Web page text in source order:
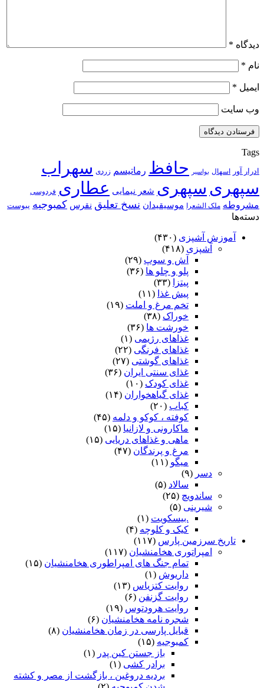
دیدگاه *
نام *
ایمیل *
وب‌ سایت
Tags
ادرار آور اسهال بواسیر حافظ رماتیسم زردی سهراب
سپهری سپهری شعر نیمایی عطاری فردوسی
مشروطه ملک الشعرا موسیقیدان نسخ تعلیق نقرس کمبوجیه یبوست
دسته‌ها
آموزش آشپزی (۴۳۰)
آشپزی (۴۱۸)
آش و سوپ (۲۹)
پلو و چلو ها (۳۶)
پیتزا
(۳۳)
پیش غذا (۱۱)
تخم مرغ و املت (۱۹)
خوراک (۳۸)
خورشت ها (۳۶)
غذاهای رژیمی (۱)
غذاهای فرنگی (۲۲)
غذاهای گوشتی (۲۷)
غذای سنتی ایران (۳۶)
غذای کودک (۱۰)
غذای گیاهخواران (۱۴)
کباب (۲۰)
کوفته ، کوکو و دلمه (۴۵)
ماکارونی و لازانیا (۱۵)
ماهی و غذاهای دریایی (۱۵)
مرغ و پرندگان (۴۷)
میگو (۱۱)
دسر (۹)
سالاد (۵)
ساندویچ (۲۵)
شیرینی (۵)
.بیسکویت (۱)
کیک و کلوچه (۴)
تاریخ سرزمین پارس (۱۱۷)
امپراتوری هخامنشیان (۱۱۷)
تمام جنگ های امپراطوری هخامنشیان (۱۵)
داریوش (۱)
روایت کتزیاس (۱۳)
روایت گزنفن (۶)
روایت هرودتوس (۱۹)
شجره نامه هخامنشیان (۶)
قبایل پارسی در زمان هخامنشیان (۸)
کمبوجیه (۱۵)
باز جستن کین پدر (۱)
برادر کشی (۱)
بردیه دروغین ، بازگشت از مصر و کشته